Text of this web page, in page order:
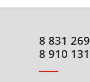
8 831
8 910